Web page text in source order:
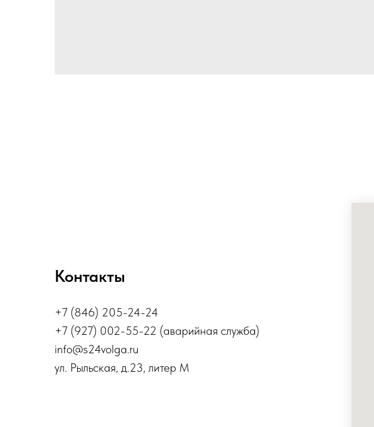
Контакты
+7 (846) 205-24-24
+7 (927) 002-55-22 (аварийная служба)
info@s24volga.ru
ул. Рыльская, д.23, литер М